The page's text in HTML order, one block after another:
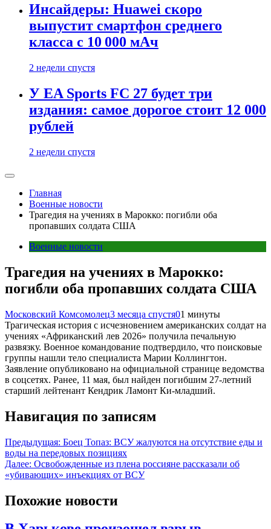
Инсайдеры: Huawei скоро
выпустит смартфон среднего
класса с 10 000 мАч
2 недели спустя
У EA Sports FC 27 будет три
издания: самое дорогое стоит 12 000
рублей
2 недели спустя
Главная
Военные новости
Трагедия на учениях в Марокко: погибли оба
пропавших солдата США
Военные новости
Трагедия на учениях в Марокко:
погибли оба пропавших солдата США
Московский Комсомолец3 месяца спустя01 минуты
Трагическая история с исчезновением американских солдат на
учениях «Африканский лев 2026» получила печальную
развязку. Военное командование подтвердило, что поисковые
группы нашли тело специалиста Марии Коллингтон.
Заявление опубликовано на официальной странице ведомства
в соцсетях. Ранее, 11 мая, был найден погибшим 27-летний
старший лейтенант Кендрик Ламонт Ки-младший.
Навигация по записям
Предыдущая: Боец Топаз: ВСУ жалуются на отсутствие еды и
воды на передовых позициях
Далее: Освобожденные из плена россияне рассказали об
«убивающих» инъекциях от ВСУ
Похожие новости